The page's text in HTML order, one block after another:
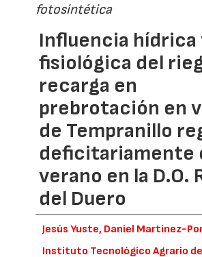
fotosintética
Influencia hídrica
fisiológica del
recarga en
prebrotación en
de Tempranillo
deficitariamente
verano en la D.O.
del Duero
Jesús Yuste, Daniel Martínez-
Instituto Tecnológico Agrario